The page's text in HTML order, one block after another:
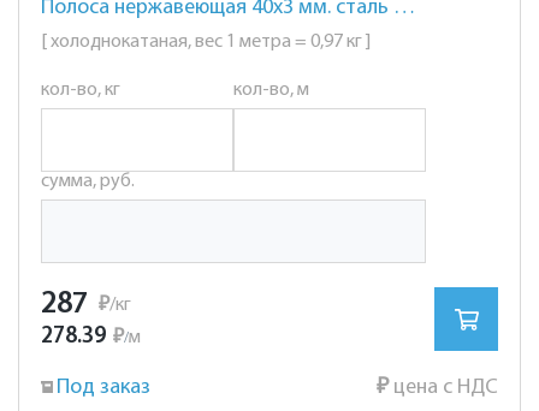
Полоса нержавеющая 40х3 мм. сталь AISI 304 (08Х18Н10)
[ холоднокатаная, вес 1 метра = 0,97 кг ]
кол-во, кг кол-во, м
сумма, руб.
287 ₽/кг
278.39 ₽/м
Под заказ ₽цена с НДС